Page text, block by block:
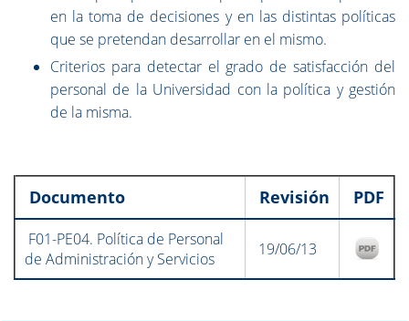
en la toma de decisiones y en las distintas políticas
que se pretendan desarrollar en el mismo.
Criterios para detectar el grado de satisfacción del
personal de la Universidad con la política y gestión
de la misma.
Documento Revisión PDF
F01-PE04. Política de Personal
de Administración y Servicios
19/06/13